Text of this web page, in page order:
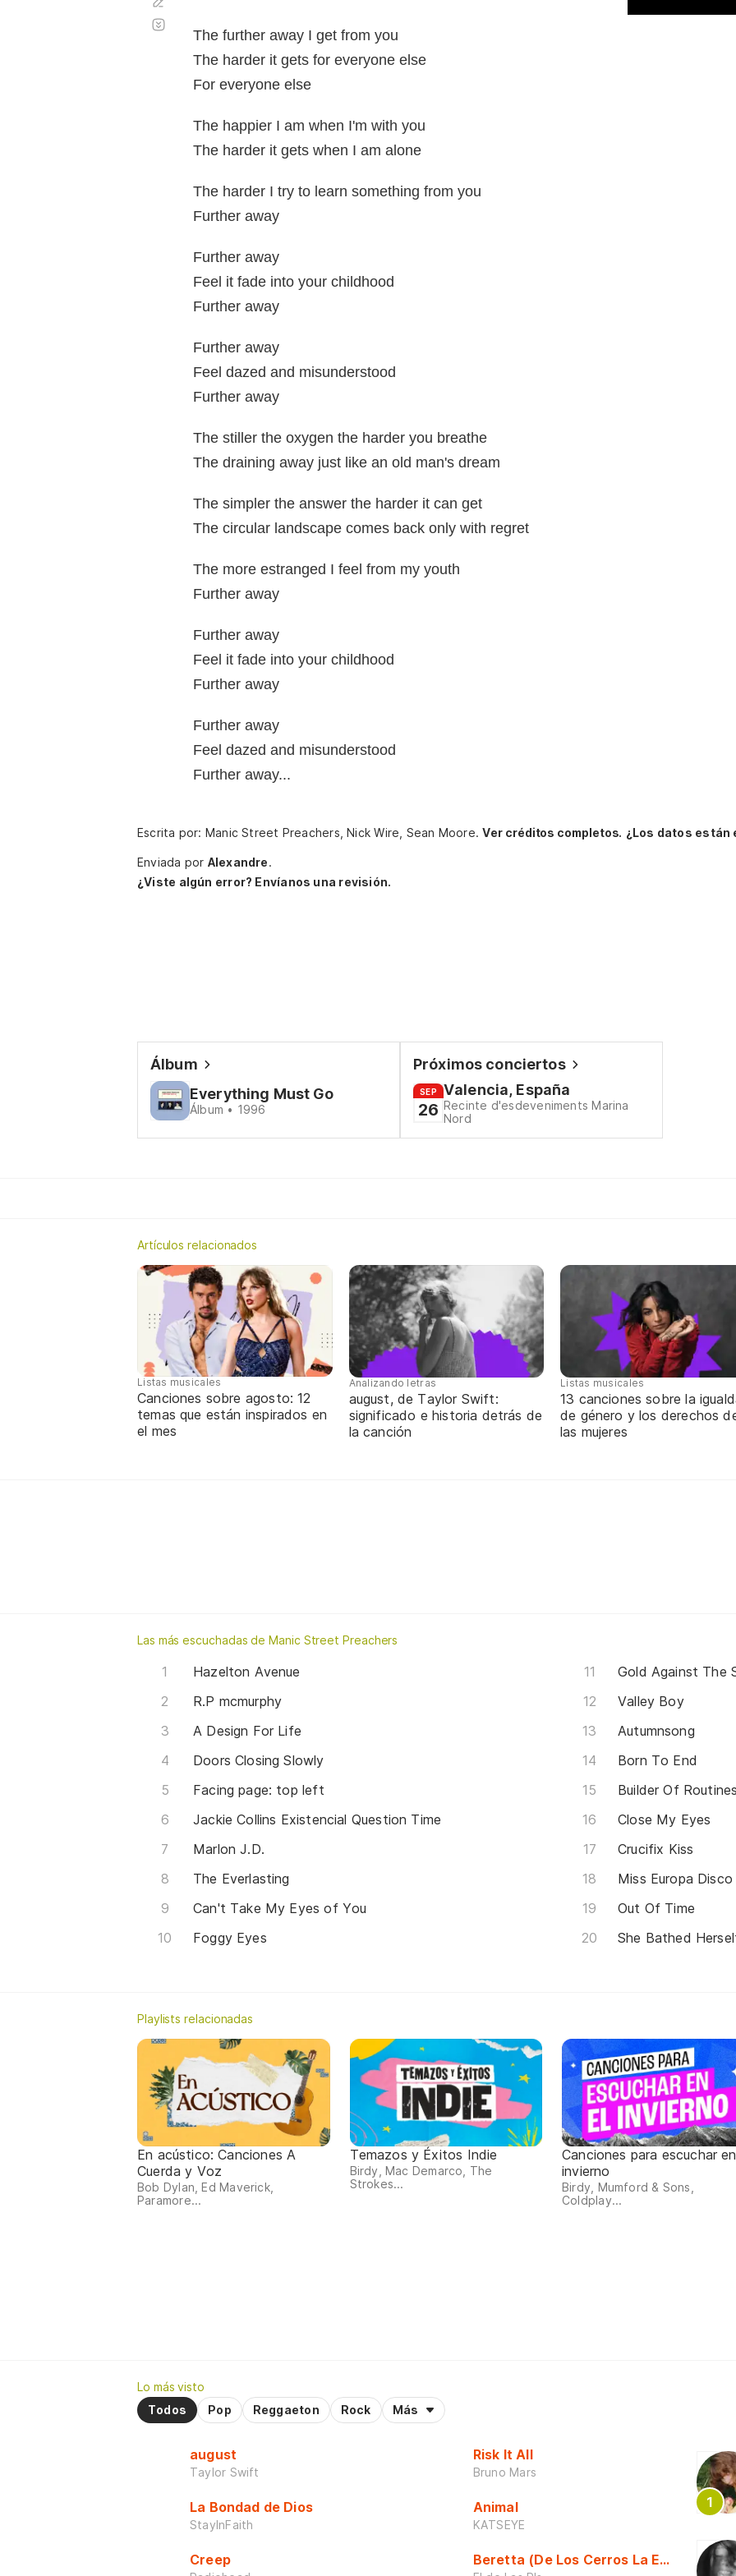
The further away I get from you
The harder it gets for everyone else
For everyone else
The happier I am when I'm with you
The harder it gets when I am alone
The harder I try to learn something from you
Further away
Further away
Feel it fade into your childhood
Further away
Further away
Feel dazed and misunderstood
Further away
The stiller the oxygen the harder you breathe
The draining away just like an old man's dream
The simpler the answer the harder it can get
The circular landscape comes back only with regret
The more estranged I feel from my youth
Further away
Further away
Feel it fade into your childhood
Further away
Further away
Feel dazed and misunderstood
Further away...
automático
Escrita por: Manic Street Preachers, Nick Wire, Sean Moore.Ver créditos completos. ¿Los datos están
Enviada por Alexandre.
¿Viste algún error? Envíanos una revisión.
Álbum
Everything Must Go
Álbum • 1996
Próximos conciertos
SEP
26
Valencia, España
Recinte d'esdeveniments Marina
Nord
Artículos relacionados
Listas musicales
Canciones sobre agosto: 12
temas que están inspirados en
el mes
Analizando letras
august, de Taylor Swift:
significado e historia detrás de
la canción
Listas musicales
13 canciones sobre la
de género y los derechos
las mujeres
Las más escuchadas de Manic Street Preachers
Hazelton Avenue
R.P mcmurphy
A Design For Life
Doors Closing Slowly
Facing page: top left
Jackie Collins Existencial Question Time
Marlon J.D.
The Everlasting
Can't Take My Eyes of You
Foggy Eyes
Gold Against The
Valley Boy
Autumnsong
Born To End
Builder Of Routines
Close My Eyes
Crucifix Kiss
Miss Europa
Out Of Time
She Bathed
Playlists relacionadas
En acústico: Canciones A
Cuerda y Voz
Bob Dylan, Ed Maverick,
Paramore...
Temazos y Éxitos Indie
Birdy, Mac Demarco, The
Strokes...
Canciones para escuchar
invierno
Birdy, Mumford & Sons,
Coldplay...
Lo más visto
Todos
Pop Reggaeton Rock Más
august
Taylor Swift
La Bondad de Dios
StayInFaith
Creep
Risk It All
Bruno Mars
Animal
KATSEYE
Beretta (De Los Cerros La Escuela)